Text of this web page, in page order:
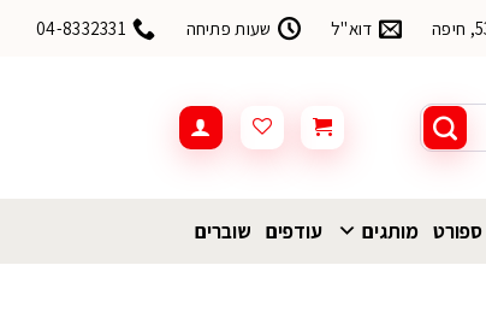
דוא"ל שעות פתיחה 04-8332331
ספורט מותגים עודפים שוברים